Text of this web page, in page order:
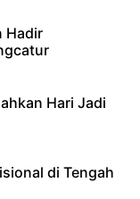
Hadir
Hari Jadi
di Tengah